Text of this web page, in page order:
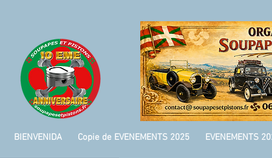
BIENVENIDA Copie de EVENEMENTS 2025 EVENEMENTS